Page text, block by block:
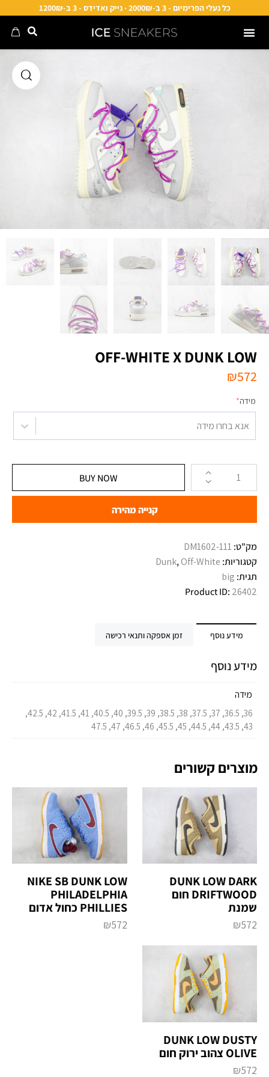
כל נעלי הפרימיום - 3 ב-2000₪ · נייק ואדידס - 3 ב-1200₪
OFF-WHITE X DUNK LOW
₪572
מידה*
אנא בחרו מידה
BUY NOW
קנייה מהירה
מק"ט: DM1602-111
קטגוריות:
Dunk,Off-White
תגית: big
Product ID: 26402
מידע נוסף זמן אספקה ותנאי רכישה
מידע נוסף
מידה
36, 36.5, 37, 37.5, 38, 38.5, 39, 39.5, 40, 40.5, 41, 41.5, 42, 42.5,
43, 43.5, 44, 44.5, 45, 45.5, 46, 46.5, 47, 47.5
מוצרים קשורים
DUNK LOW DARK
DRIFTWOOD חום
שמנת
₪572
NIKE SB DUNK LOW
PHILADELPHIA
PHILLIES כחול אדום
₪572
DUNK LOW DUSTY
OLIVE צהוב ירוק חום
₪572